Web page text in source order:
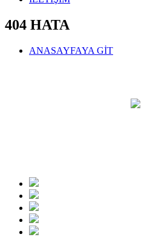
404 HATA
ANASAYFAYA GİT